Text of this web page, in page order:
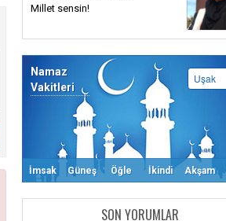
Millet sensin!
Namaz
Vakitleri
İmsak Güneş Öğle İkindi Akşam
SON YORUMLAR